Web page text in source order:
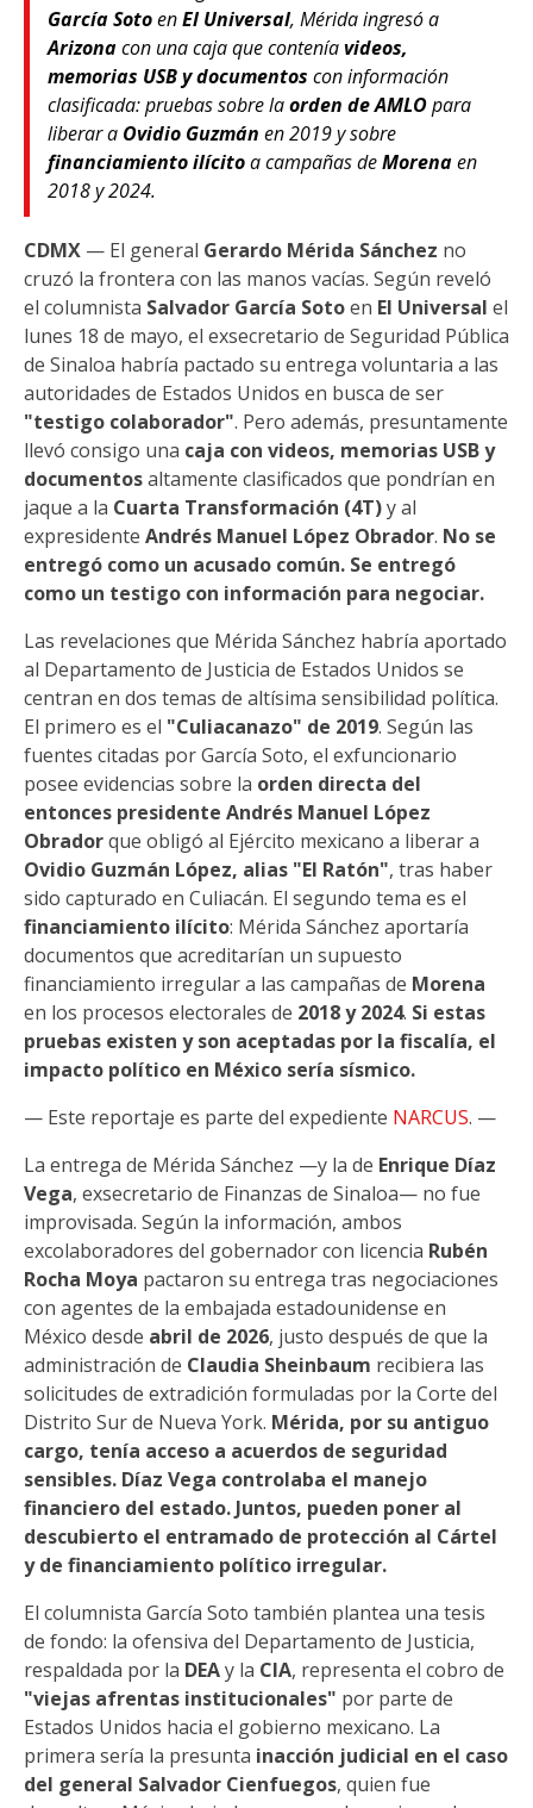
García SotoenEl Universal, Mérida ingresó a
Arizonacon una caja que conteníavideos,
memorias USB y documentos con información
clasificada: pruebas sobre laorden de AMLOpara
liberar a Ovidio Guzmán en 2019 y sobre
financiamiento ilícitoa campañas deMorenaen
2018 y 2024.
CDMX — El general Gerardo Mérida Sánchez no
cruzó la frontera con las manos vacías. Según reveló
el columnista Salvador García Sotoen El Universal el
lunes 18 de mayo, el exsecretario de Seguridad Pública
de Sinaloa habría pactado su entrega voluntaria a las
autoridades de Estados Unidos en busca de ser
"testigo colaborador". Pero además, presuntamente
llevó consigo una caja con videos, memorias USB y
documentosaltamente clasificados que pondrían en
jaque a la Cuarta Transformación (4T)y al
expresidente Andrés Manuel López Obrador. No se
entregó como un acusado común. Se entregó
como un testigo con información para negociar.
Las revelaciones que Mérida Sánchez habría aportado
al Departamento de Justicia de Estados Unidos se
centran en dos temas de altísima sensibilidad política.
El primero es el "Culiacanazo" de 2019. Según las
fuentes citadas por García Soto, el exfuncionario
posee evidencias sobre la orden directa del
entonces presidente Andrés Manuel López
Obradorque obligó al Ejército mexicano a liberar a
Ovidio Guzmán López, alias "El Ratón", tras haber
sido capturado en Culiacán. El segundo tema es el
financiamiento ilícito: Mérida Sánchez aportaría
documentos que acreditarían un supuesto
financiamiento irregular a las campañas de Morena
en los procesos electorales de 2018 y 2024. Si estas
pruebas existen y son aceptadas por la fiscalía, el
impacto político en México sería sísmico.
— Este reportaje es parte del expediente NARCUS. —
La entrega de Mérida Sánchez —y la de Enrique Díaz
Vega, exsecretario de Finanzas de Sinaloa— no fue
improvisada. Según la información, ambos
excolaboradores del gobernador con licencia Rubén
Rocha Moya pactaron su entrega tras negociaciones
con agentes de la embajada estadounidense en
México desde abril de 2026, justo después de que la
administración de Claudia Sheinbaum recibiera las
solicitudes de extradición formuladas por la Corte del
Distrito Sur de Nueva York. Mérida, por su antiguo
cargo, tenía acceso a acuerdos de seguridad
sensibles. Díaz Vega controlaba el manejo
financiero del estado. Juntos, pueden poner al
descubierto el entramado de protección al Cártel
y de financiamiento político irregular.
El columnista García Soto también plantea una tesis
de fondo: la ofensiva del Departamento de Justicia,
respaldada por la DEAy la CIA, representa el cobro de
"viejas afrentas institucionales" por parte de
Estados Unidos hacia el gobierno mexicano. La
primera sería la presunta inacción judicial en el caso
del general Salvador Cienfuegos, quien fue